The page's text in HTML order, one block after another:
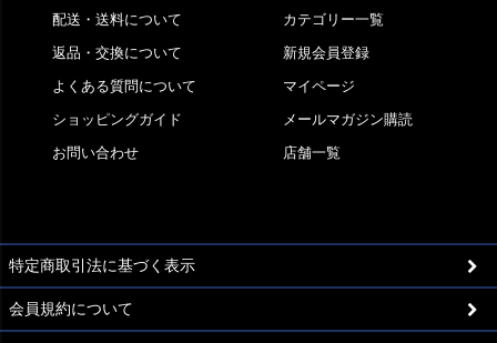
配送・送料について
返品・交換について
よくある質問について
ショッピングガイド
お問い合わせ
カテゴリー一覧
新規会員登録
マイページ
メールマガジン購読
店舗一覧
特定商取引法に基づく表示
会員規約について